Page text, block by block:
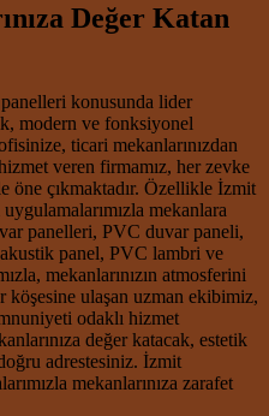
Değer Katan
konusunda lider
modern ve fonksiyonel
ticari mekanlarınızdan
veren firmamız, her zevke
çıkmaktadır. Özellikle İzmit
mekanlara
panelleri, PVC duvar paneli,
panel, PVC lambri ve
mekanlarınızın atmosferini
köşesine ulaşan uzman ekibimiz,
odaklı hizmet
değer katacak, estetik
adrestesiniz. İzmit
mekanlarınıza zarafet